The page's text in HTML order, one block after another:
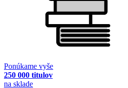
Ponúkame vyše
250 000 titulov
na sklade